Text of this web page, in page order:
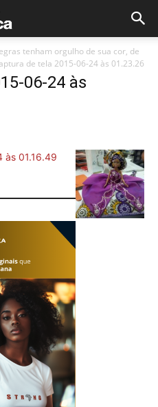
tenham orgulho de sua cor, de
de tela 2015-06-24 às 01.23.26
06-24 às